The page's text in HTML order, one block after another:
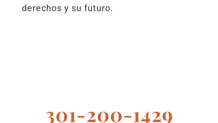
derechos y su futuro.
301-200-1429